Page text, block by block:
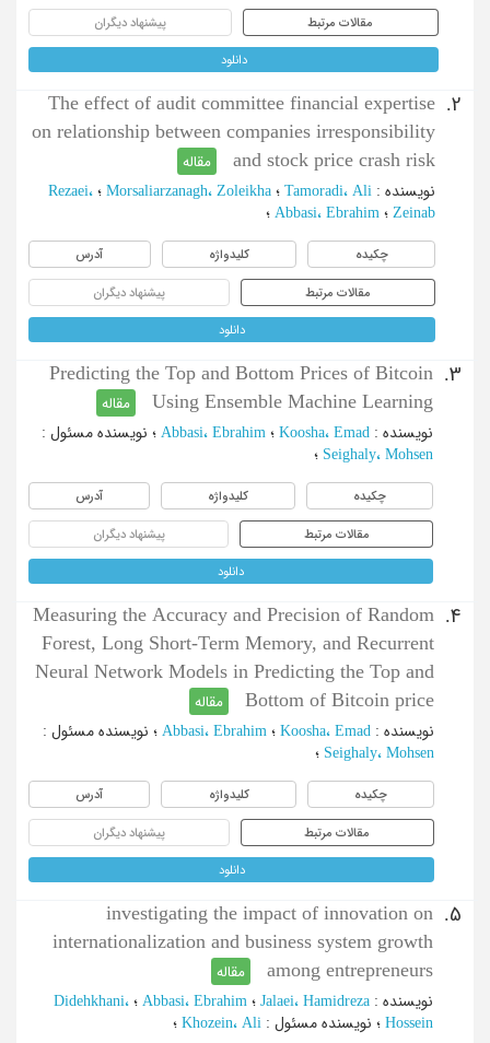
مقالات مرتبط پیشنهاد دیگران
دانلود
2.
The effect of audit committee financial expertise
on relationship between companies irresponsibility
and stock price crash ‎risk
مقاله
نویسنده : Tamoradi، Ali ؛ Morsaliarzanagh، Zoleikha ؛ Rezaei،
Zeinab ؛ Abbasi، Ebrahim ؛
چکیده کلیدواژه آدرس
مقالات مرتبط پیشنهاد دیگران
دانلود
3.
Predicting the Top and Bottom Prices of Bitcoin
Using Ensemble Machine Learning
مقاله
نویسنده : Koosha، Emad ؛ Abbasi، Ebrahim ؛ نویسنده مسئول :
Seighaly، Mohsen ؛
چکیده کلیدواژه آدرس
مقالات مرتبط پیشنهاد دیگران
دانلود
4.
Measuring the Accuracy and Precision of Random
Forest, Long Short-Term Memory, and Recurrent
Neural Network Models in Predicting the Top and
Bottom of Bitcoin price
مقاله
نویسنده : Koosha، Emad ؛ Abbasi، Ebrahim ؛ نویسنده مسئول :
Seighaly، Mohsen ؛
چکیده کلیدواژه آدرس
مقالات مرتبط پیشنهاد دیگران
دانلود
5.
investigating the impact of innovation on
internationalization and business system growth
among entrepreneurs
مقاله
نویسنده : Jalaei، Hamidreza ؛ Abbasi، Ebrahim ؛ Didehkhani،
Hossein ؛ نویسنده مسئول : Khozein، Ali ؛